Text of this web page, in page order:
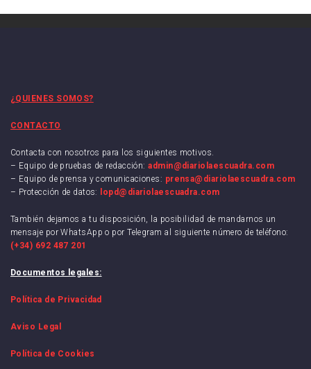
¿QUIENES SOMOS?
CONTACTO
Contacta con nosotros para los siguientes motivos.
– Equipo de pruebas de redacción:admin@diariolaescuadra.com
– Equipo de prensa y comunicaciones: prensa@diariolaescuadra.com
– Protección de datos:
lopd@diariolaescuadra.com
También dejamos a tu disposición, la posibilidad de mandarnos un
mensaje por WhatsApp o por Telegram al siguiente número de teléfono:
(+34) 692 487 201
Documentos legales:
Política de Privacidad
Aviso Legal
Política de Cookies